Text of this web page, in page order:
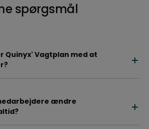
spørgsmål
Quinyx' Vagtplan med at
ændre